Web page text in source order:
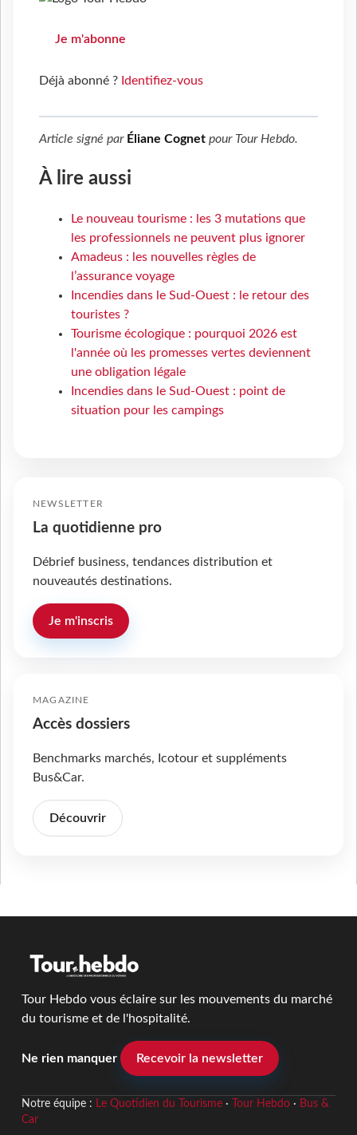
Je m'abonne
Déjà abonné ? Identifiez-vous
Article signé par Éliane Cognet pour Tour Hebdo.
À lire aussi
Le nouveau tourisme : les 3 mutations que
les professionnels ne peuvent plus ignorer
Amadeus : les nouvelles règles de
l’assurance voyage
Incendies dans le Sud-Ouest : le retour des
touristes ?
Tourisme écologique : pourquoi 2026 est
l'année où les promesses vertes deviennent
une obligation légale
Incendies dans le Sud-Ouest : point de
situation pour les campings
NEWSLETTER
La quotidienne pro
Débrief business, tendances distribution et
nouveautés destinations.
Je m'inscris
MAGAZINE
Accès dossiers
Benchmarks marchés, Icotour et suppléments
Bus&Car.
Découvrir
Tour Hebdo vous éclaire sur les mouvements du marché
du tourisme et de l'hospitalité.
Ne rien manquer Recevoir la newsletter
Notre équipe : Le Quotidien du Tourisme· Tour Hebdo· Bus &
Car